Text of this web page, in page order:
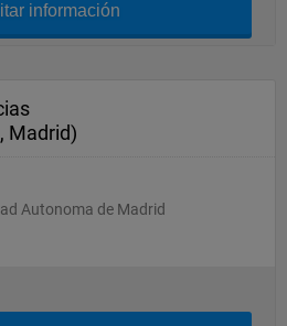
información
Madrid)
Autonoma de Madrid